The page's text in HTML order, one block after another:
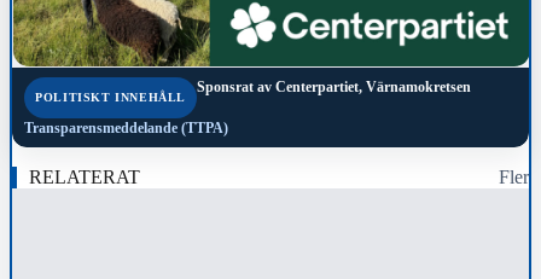
POLITISKT INNEHÅLL
Sponsrat av Centerpartiet, Värnamokretsen
Transparensmeddelande (TTPA)
RELATERAT Fler